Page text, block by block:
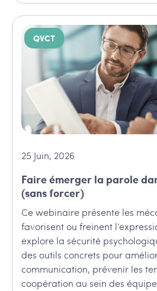
25 Juin, 2026
Faire émerger la parole
(sans forcer)
Ce webinaire présente les
favorisent ou freinent
explore la sécurité
des outils concrets pour
communication, prévenir les
coopération au sein des
QVCT